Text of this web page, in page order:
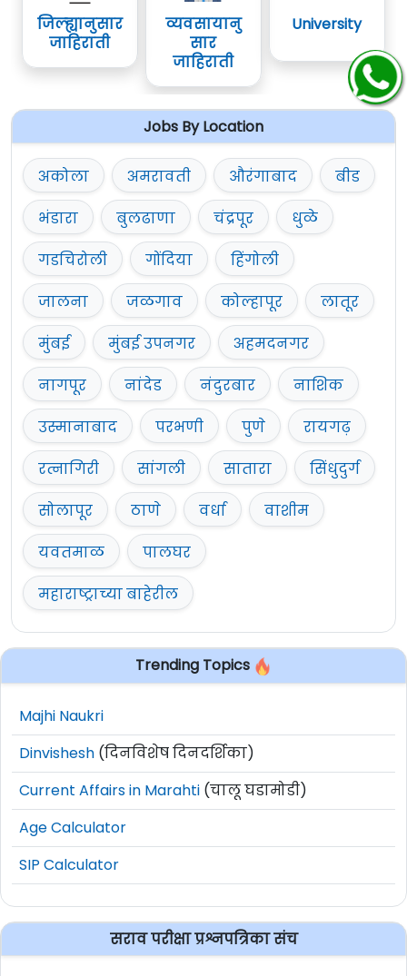
जिल्ह्यानुसार
जाहिराती
व्यवसायानु
सार
जाहिराती
University
Jobs By Location
अकोला अमरावती औरंगाबाद
बीड
भंडारा
बुलढाणा चंद्रपूर
धुळे
गडचिरोली
गोंदिया
हिंगोली
जालना
जळगाव कोल्हापूर
लातूर
मुंबई
मुंबई उपनगर
अहमदनगर
नागपूर
नांदेड नंदुरबार
नाशिक
उस्मानाबाद
परभणी पुणे
रायगढ़
रत्नागिरी
सांगली सातारा
सिंधुदुर्ग
सोलापूर
ठाणे वर्धा
वाशीम
यवतमाळ
पालघर
महाराष्ट्राच्या बाहेरील
Trending Topics
Majhi Naukri
Dinvishesh (दिनविशेष दिनदर्शिका)
Current Affairs in Marahti (चालू घडामोडी)
Age Calculator
SIP Calculator
सराव परीक्षा प्रश्नपत्रिका संच